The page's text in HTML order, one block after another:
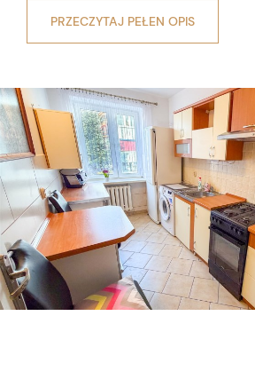
PRZECZYTAJ PEŁEN OPIS